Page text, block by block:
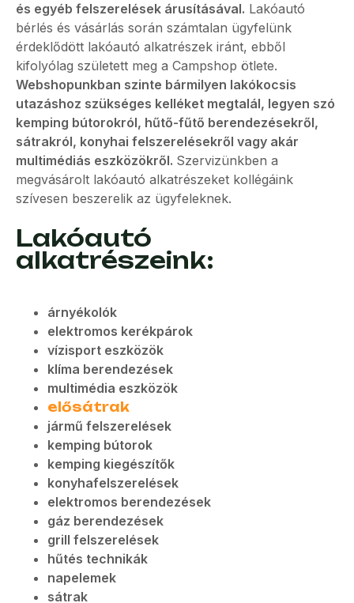
és egyéb felszerelések árusításával. Lakóautó
bérlés és vásárlás során számtalan ügyfelünk
érdeklődött lakóautó alkatrészek iránt, ebből
kifolyólag született meg a Campshop ötlete.
Webshopunkban szinte bármilyen lakókocsis
utazáshoz szükséges kelléket megtalál, legyen szó
kemping bútorokról, hűtő-fűtő berendezésekről,
sátrakról, konyhai felszerelésekről vagy akár
multimédiás eszközökről. Szervizünkben a
megvásárolt lakóautó alkatrészeket kollégáink
szívesen beszerelik az ügyfeleknek.
Lakóautó
alkatrészeink:
árnyékolók
elektromos kerékpárok
vízisport eszközök
klíma berendezések
multimédia eszközök
elősátrak
jármű felszerelések
kemping bútorok
kemping kiegészítők
konyhafelszerelések
elektromos berendezések
gáz berendezések
grill felszerelések
hűtés technikák
napelemek
sátrak